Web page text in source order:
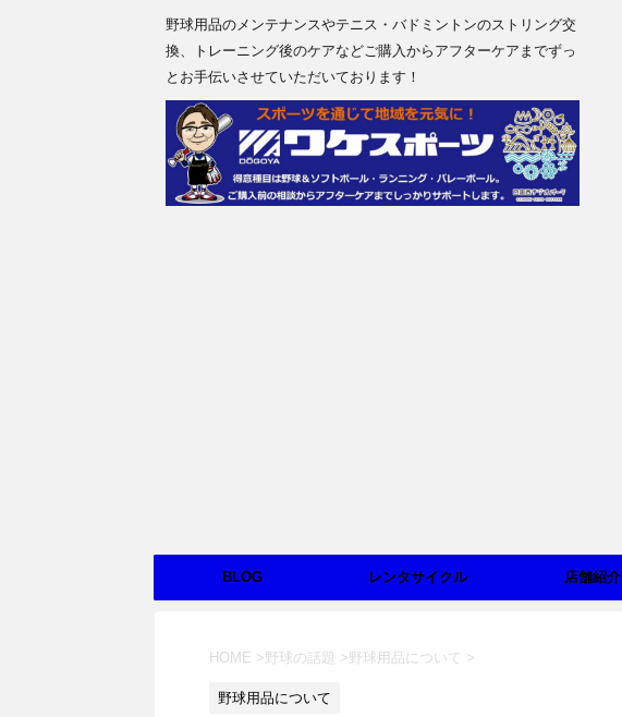
野球用品のメンテナンスやテニス・バドミントンのストリング交
換、トレーニング後のケアなどご購入からアフターケアまでずっ
とお手伝いさせていただいております！
BLOG レンタサイクル 店舗紹介
HOME >野球の話題 >野球用品について >
野球用品について